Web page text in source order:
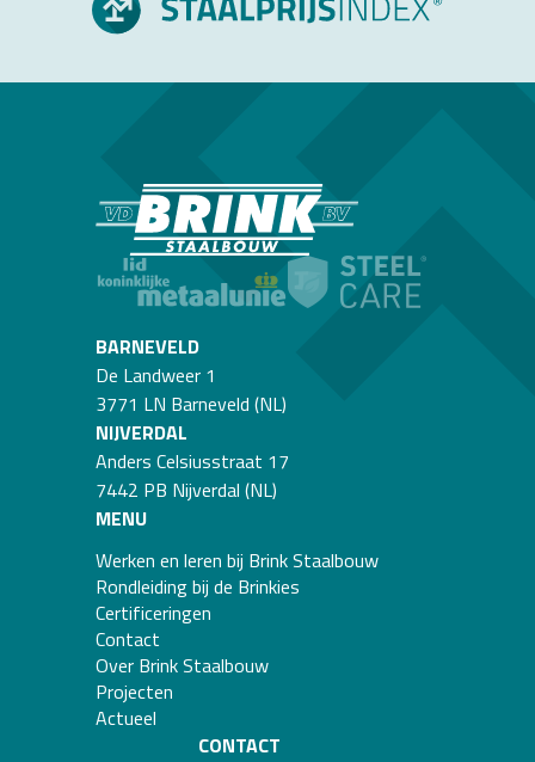
Bekijk de video
Ons hoofdkantoor in Barneveld. Met de centrale
administratie, calculatie/verkoop, projectleiding,
werkvoorbereiding, planning, VGW-M coördinatie,
kwaliteitsbewaking en engineering. Welkom! De koffie staat
voor je klaar!
Vorige
BARNEVELD
De Landweer 1
3771 LN Barneveld (NL)
NIJVERDAL
Anders Celsiusstraat 17
7442 PB Nijverdal (NL)
MENU
Werken en leren bij Brink Staalbouw
Rondleiding bij de Brinkies
Certificeringen
Contact
Over Brink Staalbouw
Projecten
Actueel
CONTACT